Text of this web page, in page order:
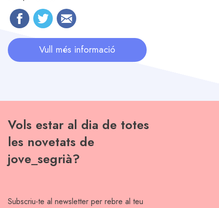
Vull més informació
Vols estar al dia de totes
les novetats de
jove_segrià?
Subscriu-te al newsletter per rebre al teu